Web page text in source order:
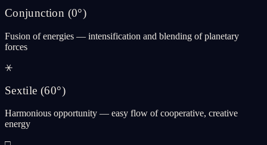
Conjunction (0°)
Fusion of energies — intensification and blending of planetary
forces
⚹
Sextile (60°)
Harmonious opportunity — easy flow of cooperative, creative
energy